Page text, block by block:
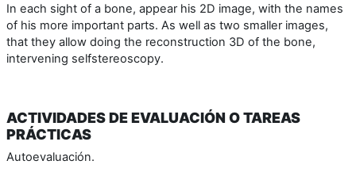
In each sight of a bone, appear his 2D image, with the names
of his more important parts. As well as two smaller images,
that they allow doing the reconstruction 3D of the bone,
intervening selfstereoscopy.
ACTIVIDADES DE EVALUACIÓN O TAREAS
PRÁCTICAS
Autoevaluación.